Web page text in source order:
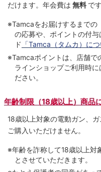
だけます。 年会費は 無料 です
※Tamcaをお届けするまでの
の応募や、ポイントの付
ド 「Tamca（タムカ）につ
※Tamcaポイントは、店舗で
ラインショップご利用時
ださい。
年齢制限（18歳以上）商品
18歳以上対象の電動ガン、
ご購入いただけません。
※年齢を詐称して18歳以上対
とさせていただきます。